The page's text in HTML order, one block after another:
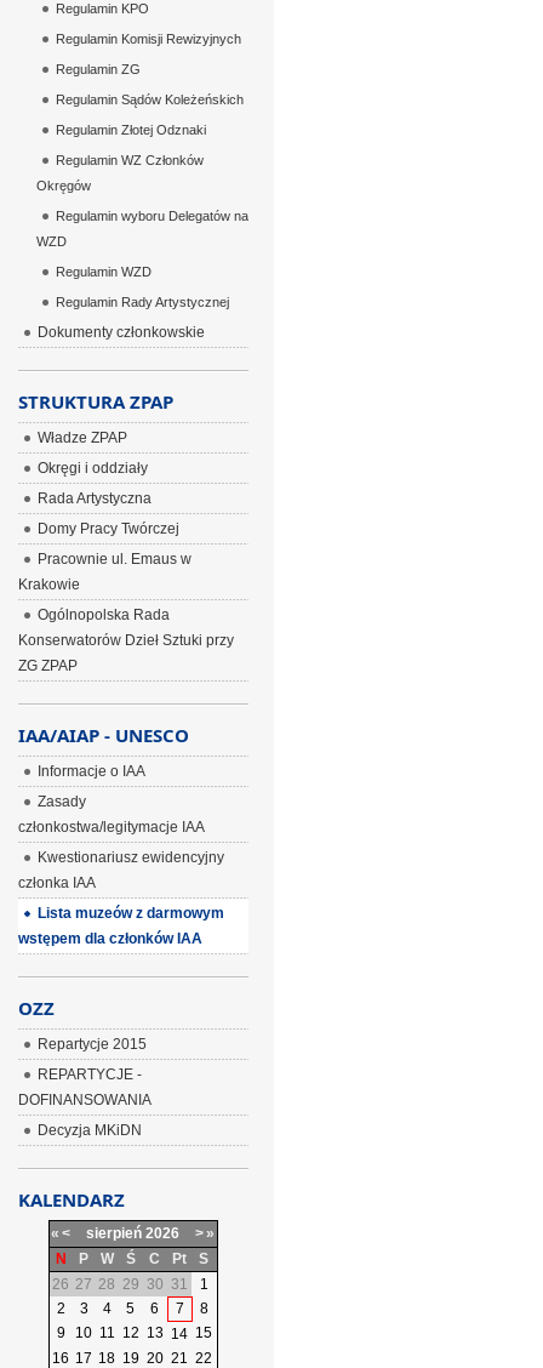
Regulamin KPO
Regulamin Komisji Rewizyjnych
Regulamin ZG
Regulamin Sądów Koleżeńskich
Regulamin Złotej Odznaki
Regulamin WZ Członków
Okręgów
Regulamin wyboru Delegatów na
WZD
Regulamin WZD
Regulamin Rady Artystycznej
Dokumenty członkowskie
STRUKTURA ZPAP
Władze ZPAP
Okręgi i oddziały
Rada Artystyczna
Domy Pracy Twórczej
Pracownie ul. Emaus w
Krakowie
Ogólnopolska Rada
Konserwatorów Dzieł Sztuki przy
ZG ZPAP
IAA/AIAP - UNESCO
Informacje o IAA
Zasady
członkostwa/legitymacje IAA
Kwestionariusz ewidencyjny
członka IAA
Lista muzeów z darmowym
wstępem dla członków IAA
OZZ
Repartycje 2015
REPARTYCJE -
DOFINANSOWANIA
Decyzja MKiDN
KALENDARZ
« < sierpień 2026 >»
N
P W Ś C Pt
S
26 27 28 29 30 31
1
2
3 4 5 6 7
8
9
10 11 12 13 14 15
16 17 18 19 20 21 22